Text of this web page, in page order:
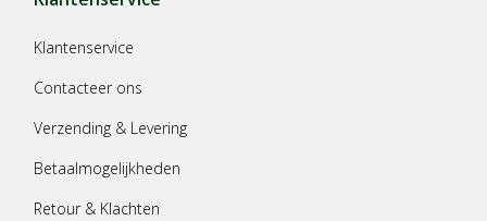
Klantenservice
Contacteer ons
Verzending & Levering
Betaalmogelijkheden
Retour & Klachten